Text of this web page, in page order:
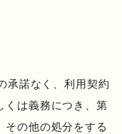
承諾なく、利用契約
くは義務につき、第
その他の処分をする